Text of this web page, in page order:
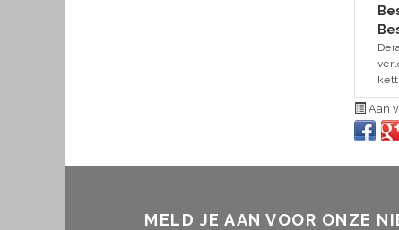
Aan
MELD JE AAN VOOR ONZE